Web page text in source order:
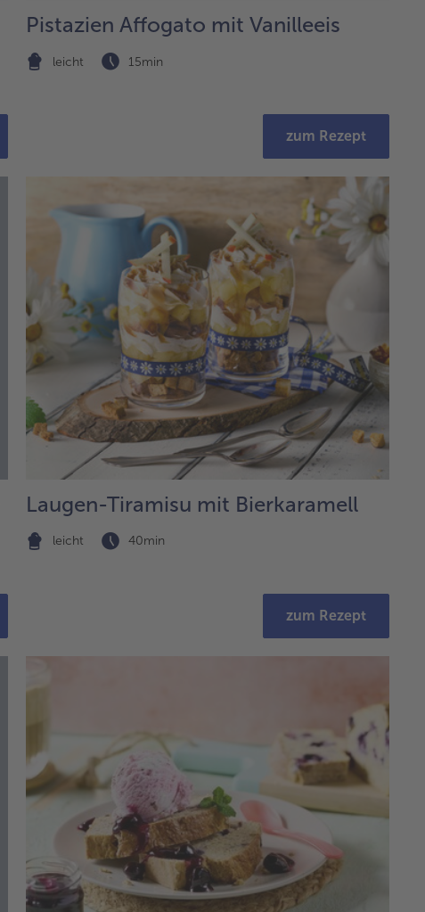
Pistazien Affogato mit Vanilleeis
leicht 15min
zum Rezept
Laugen-Tiramisu mit Bierkaramell
leicht 40min
zum Rezept